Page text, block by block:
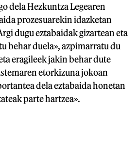
dela Hezkuntza Legearen
prozesuarekin idazketan
dugu eztabaidak gizartean eta
behar duela», azpimarratu du
eragileek jakin behar dute
etorkizuna jokoan
dela eztabaida honetan
parte hartzea».